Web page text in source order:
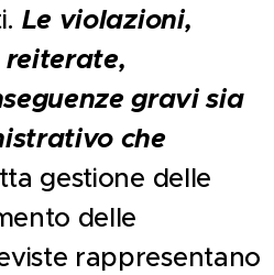
Le violazioni,
reiterate,
gravi sia
che
gestione delle
delle
rappresentano